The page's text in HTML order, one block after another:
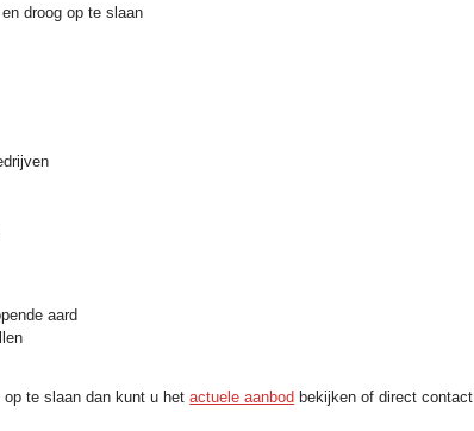
droog op te slaan
aard
op te slaan dan kunt u hetactuele aanbod bekijken of direct contact